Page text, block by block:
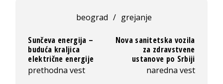
beograd / grejanje
Sunčeva energija –
buduća kraljica
električne energije
prethodna vest
Nova sanitetska vozila
za zdravstvene
ustanove po Srbiji
naredna vest